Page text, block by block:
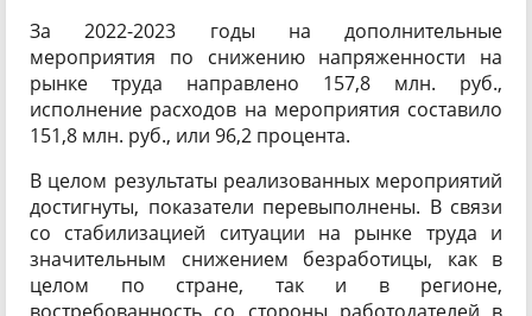
За 2022-2023 годы на дополнительные
мероприятия по снижению напряженности на
рынке труда направлено 157,8 млн. руб.,
исполнение расходов на мероприятия составило
151,8 млн. руб., или 96,2 процента.
В целом результаты реализованных мероприятий
достигнуты, показатели перевыполнены. В связи
со стабилизацией ситуации на рынке труда и
значительным снижением безработицы, как в
целом по стране, так и в регионе,